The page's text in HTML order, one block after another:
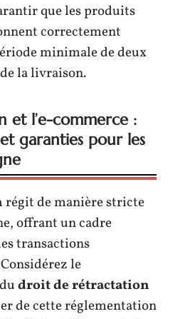
que les produits
correctement
minimale de deux
la livraison.
et l’e-commerce :
garanties pour les
régit de manière stricte
offrant un cadre
transactions
le
droit de rétractation
de cette réglementation